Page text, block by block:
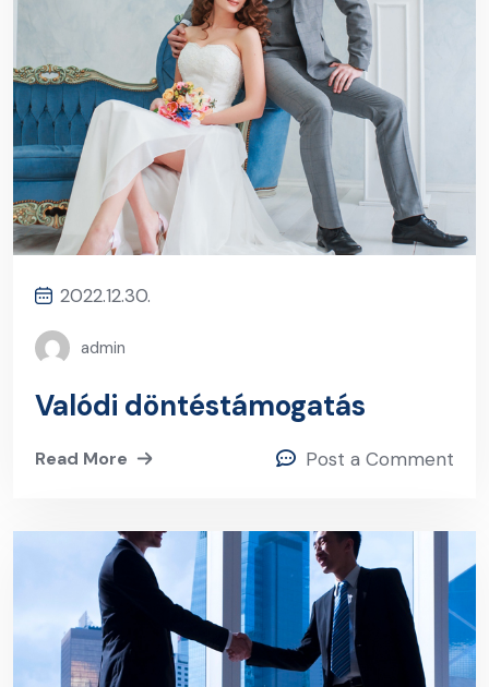
2022.12.30.
admin
Valódi döntéstámogatás
Read More Post a Comment